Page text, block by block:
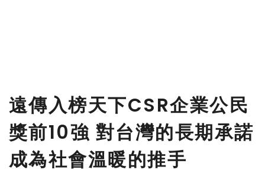
遠傳入榜天下CSR企業公民
獎前10強 對台灣的長期承諾
成為社會溫暖的推手